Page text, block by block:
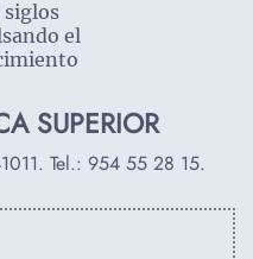
siglos
el
SUPERIOR
Tel.: 954 55 28 15.